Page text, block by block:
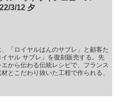
3/12 夕
「ロイヤルはんのサブレ」と顧客た
ヤル サブレ」を復刻販売する。先
から伝わる伝統レシピで、フランス
とこだわり抜いた工程で作られる、